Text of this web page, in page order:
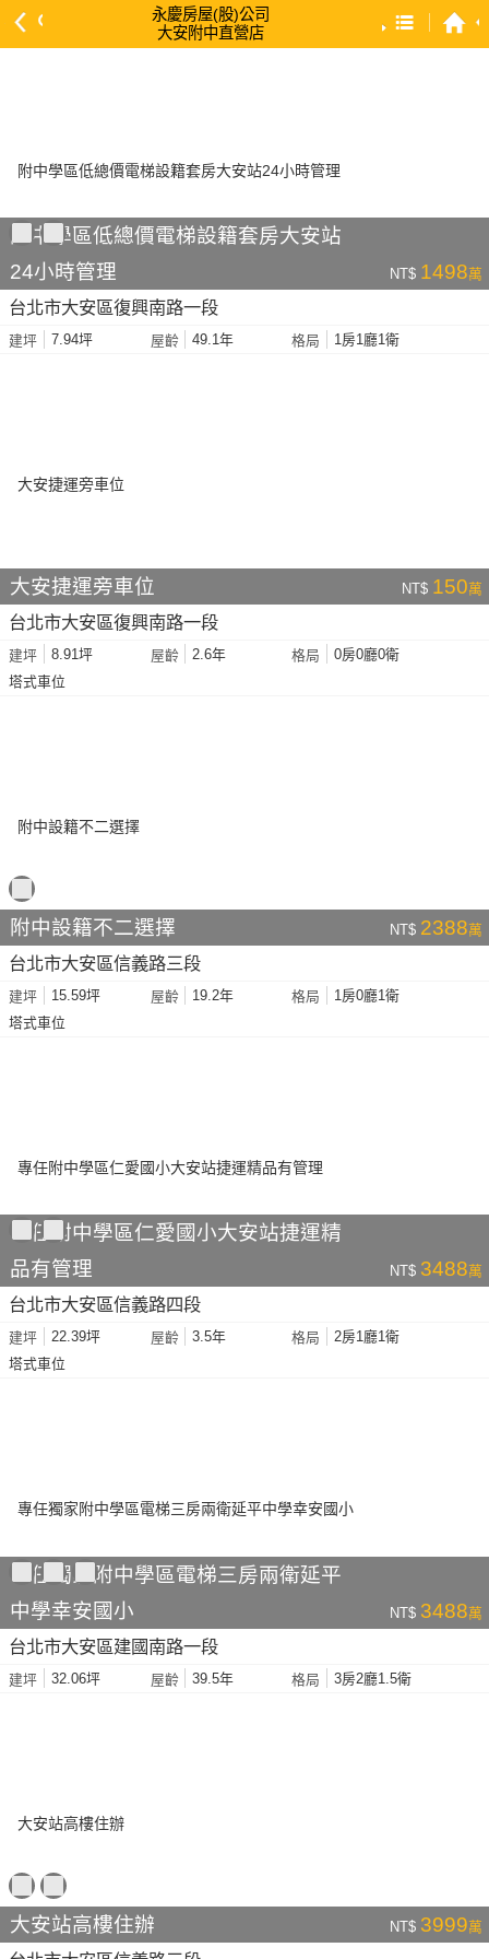
永慶房屋(股)公司
大安附中直營店
依降幅 高 → 低
依土地坪數 大 → 小
附中學區低總價電梯設籍套房大安站
24小時管理
NT$ 1498萬
台北市大安區復興南路一段
建坪 7.94坪 屋齡 49.1年 格局 1房1廳1衛
大安捷運旁車位 NT$ 150萬
台北市大安區復興南路一段
建坪 8.91坪 屋齡 2.6年 格局
0房0廳0衛
塔式車位
附中設籍不二選擇 NT$ 2388萬
台北市大安區信義路三段
建坪 15.59坪 屋齡 19.2年 格局
1房0廳1衛
塔式車位
專任附中學區仁愛國小大安站捷運精
品有管理
NT$ 3488萬
台北市大安區信義路四段
建坪 22.39坪 屋齡 3.5年 格局
2房1廳1衛
塔式車位
專任獨家附中學區電梯三房兩衛延平
中學幸安國小
NT$ 3488萬
台北市大安區建國南路一段
建坪 32.06坪 屋齡 39.5年 格局 3房2廳1.5衛
大安站高樓住辦 NT$ 3999萬